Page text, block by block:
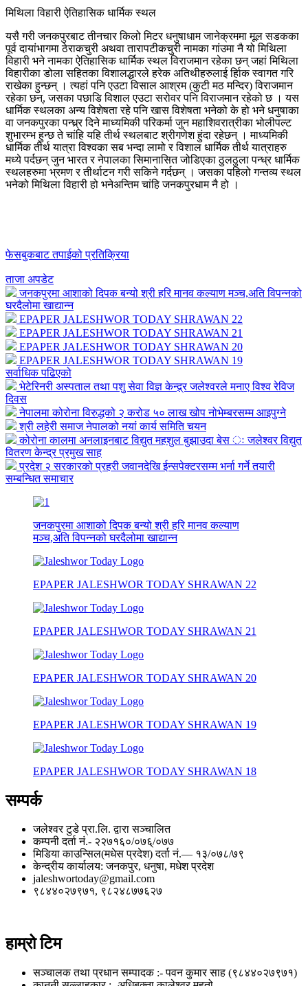
मिथिला विहारी ऐतिहासिक धार्मिक स्थल
यसै गरी जनकपुरबाट तीनचार किलो मिटर धनुषाधाम जानेक्रममा मूल सडकका
पूर्व दायांभागमा ठेराकचुरी अथवा तारापटीकचुरी नामका गांउमा नै यो मिथिला
विहारी भने नामका ऐतिहासिक धार्मिक स्थल विराजमान रहेका छन् जहां मिथिला
विहारीका डोला सहितका विशालद्धारले हरेक अतिथीहरुलाई र्हािक स्वागत गरि
राखेका हुन्छन् । त्यहां पनि एउटा विसाल आश्रम (कुटी मठ मन्दिर) विराजमान
रहेका छन्, जसका पछाडि विशाल एउटा सरोवर पनि विराजमान रहेको छ । यस
धार्मिक स्थलका अन्य विशेषता रहे पनि खास विशेषता भनेको के हो भने धनुषाका
वा जनकपुरका पन्ध्र्र दिने माध्यमिकी परिकर्मा जुन महाशिवरात्रीका भोलीपल्ट
शुभारम्भ हुन्छ ते चांहि यहि तीर्थ स्थलबाट श्रीगणेश हुंदा रहेछन् । माध्यमिकी
धार्मिक तीर्थ यात्रा विश्वका सब भन्दा लामो र विशाल धार्मिक तीर्थ यात्राहरु
मध्ये पर्दछन् जुन भारत र नेपालका सिमानासित जोडिएका ठुलठुला पन्ध्र धार्मिक
स्थलहरुमा भ्रमण र तीर्थाटन गरी सकिने गर्दछन् । जसका पहिलो गन्तव्य स्थल
भनेको मिथिला विहारी हो भनेअन्तिम चांहि जनकपुरधाम नै हो ।
फेसबुकबाट तपाईको प्रतिक्रिया
ताजा अपडेट
जनकपुरमा आशाको दिपक बन्यो श्री हरि मानव कल्याण मञ्च,अति विपन्नको
घरदैलोमा खाद्यान्न
EPAPER JALESHWOR TODAY SHRAWAN 22
EPAPER JALESHWOR TODAY SHRAWAN 21
EPAPER JALESHWOR TODAY SHRAWAN 20
EPAPER JALESHWOR TODAY SHRAWAN 19
सर्वाधिक पढिएको
भेटेरिनरी अस्पताल तथा पशु सेवा विज्ञ केन्द्र्र जलेश्वरले मनाए विश्व रेविज
दिवस
नेपालमा कोरोना विरुद्धको २ करोड ५० लाख खोप नोभेम्बरसम्म आइपुग्ने
श्री लहेरी समाज नेपालको नयां कार्य समिति चयन
कोरोना कालमा अनलाइनबाट विद्युत महशुल बुझाउदा बेस ः जलेश्वर विद्युत
वितरण केन्द्र प्रमुख साह
प्रदेश २ सरकारको प्रहरी जवानदेखि ईन्सपेक्टरसम्म भर्ना गर्ने तयारी
सम्बन्धित समाचार
जनकपुरमा आशाको दिपक बन्यो श्री हरि मानव कल्याण
मञ्च,अति विपन्नको घरदैलोमा खाद्यान्न
EPAPER JALESHWOR TODAY SHRAWAN 22
EPAPER JALESHWOR TODAY SHRAWAN 21
EPAPER JALESHWOR TODAY SHRAWAN 20
EPAPER JALESHWOR TODAY SHRAWAN 19
EPAPER JALESHWOR TODAY SHRAWAN 18
सम्पर्क
जलेश्वर टुडे प्रा.लि. द्वारा सञ्चालित
कम्पनी दर्ता नं.- २२७१६०/०७६्/०७७
मिडिया काउन्सिल(मधेस प्रदेश) दर्ता नं.— १३/०७८/७९
केन्द्रीय कार्यालय: जनकपुर, धनुषा, मधेश प्रदेश
jaleshwortoday@gmail.com
९८४४०२७९७१, ९८२४८७७६२७
हाम्रो टिम
सञ्चालक तथा प्रधान सम्पादक :- पवन कुमार साह (९८४४०२७९७१)